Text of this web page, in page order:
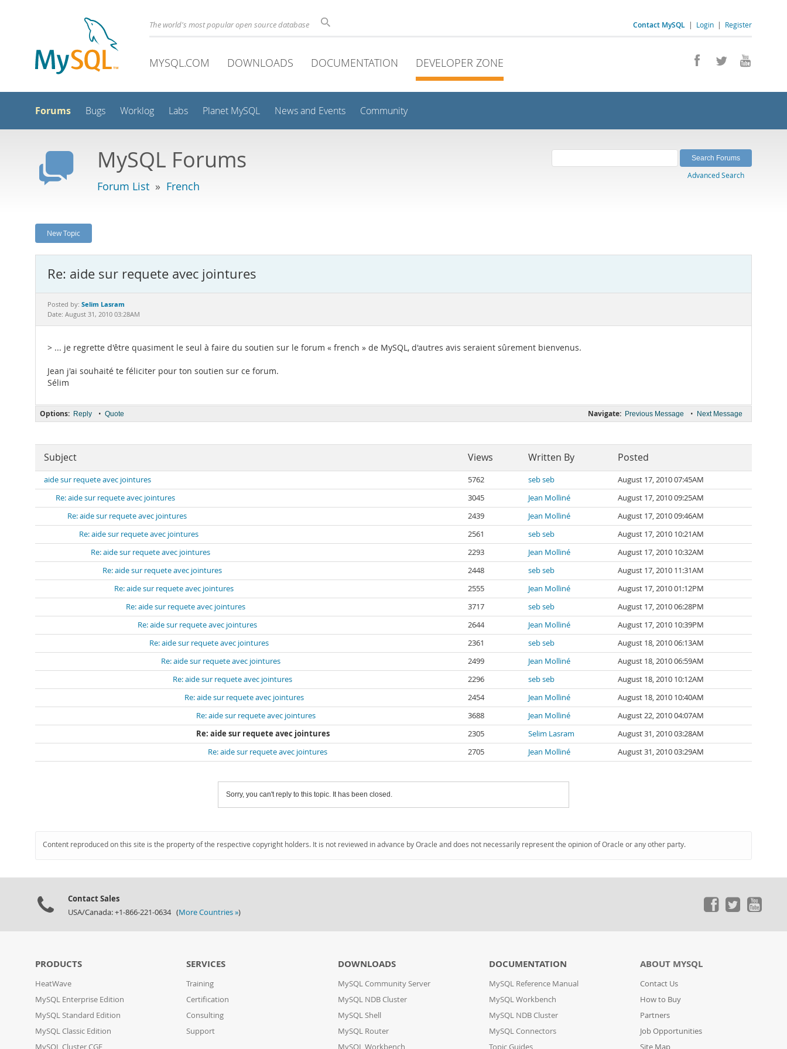
Contact MySQL | Login | Register
The world's most popular open source database
MYSQL.COM DOWNLOADS DOCUMENTATION DEVELOPER ZONE
Forums Bugs Worklog Labs Planet MySQL News and Events Community
MySQL Forums
Forum List » French
Advanced Search
New Topic
Re: aide sur requete avec jointures
Posted by: Selim Lasram
Date: August 31, 2010 03:28AM
> ... je regrette d'être quasiment le seul à faire du soutien sur le forum « french » de MySQL, d'autres avis seraient sûrement bienvenus.
Jean j'ai souhaité te féliciter pour ton soutien sur ce forum.
Sélim
Navigate: Previous Message • Next Message
Options: Reply • Quote
Subject Views Written By Posted
aide sur requete avec jointures 5762 seb seb
August 17, 2010 07:45AM
Re: aide sur requete avec jointures
3045 Jean Molliné
August 17, 2010 09:25AM
Re: aide sur requete avec jointures
2439 Jean Molliné
August 17, 2010 09:46AM
Re: aide sur requete avec jointures
2561 seb seb
August 17, 2010 10:21AM
Re: aide sur requete avec jointures
2293 Jean Molliné
August 17, 2010 10:32AM
Re: aide sur requete avec jointures
2448 seb seb
August 17, 2010 11:31AM
Re: aide sur requete avec jointures
2555 Jean Molliné
August 17, 2010 01:12PM
Re: aide sur requete avec jointures
3717 seb seb
August 17, 2010 06:28PM
Re: aide sur requete avec jointures
2644 Jean Molliné
August 17, 2010 10:39PM
Re: aide sur requete avec jointures
2361 seb seb
August 18, 2010 06:13AM
Re: aide sur requete avec jointures
2499 Jean Molliné
August 18, 2010 06:59AM
Re: aide sur requete avec jointures
2296 seb seb
August 18, 2010 10:12AM
Re: aide sur requete avec jointures
2454 Jean Molliné
August 18, 2010 10:40AM
Re: aide sur requete avec jointures
3688 Jean Molliné
August 22, 2010 04:07AM
Re: aide sur requete avec jointures
2305 Selim Lasram
August 31, 2010 03:28AM
Re: aide sur requete avec jointures
2705 Jean Molliné August 31, 2010 03:29AM
Sorry, you can't reply to this topic. It has been closed.
Content reproduced on this site is the property of the respective copyright holders. It is not reviewed in advance by Oracle and does not necessarily represent the opinion of Oracle or any other party.
Contact Sales
USA/Canada: +1-866-221-0634 (More Countries »)
PRODUCTS
HeatWave
MySQL Enterprise Edition
MySQL Standard Edition
MySQL Classic Edition
MySQL Cluster CGE
SERVICES
Training
Certification
Consulting
Support
DOWNLOADS
MySQL Community Server
MySQL NDB Cluster
MySQL Shell
MySQL Router
MySQL Workbench
DOCUMENTATION
MySQL Reference Manual
MySQL Workbench
MySQL NDB Cluster
MySQL Connectors
Topic Guides
ABOUT MYSQL
Contact Us
How to Buy
Partners
Job Opportunities
Site Map